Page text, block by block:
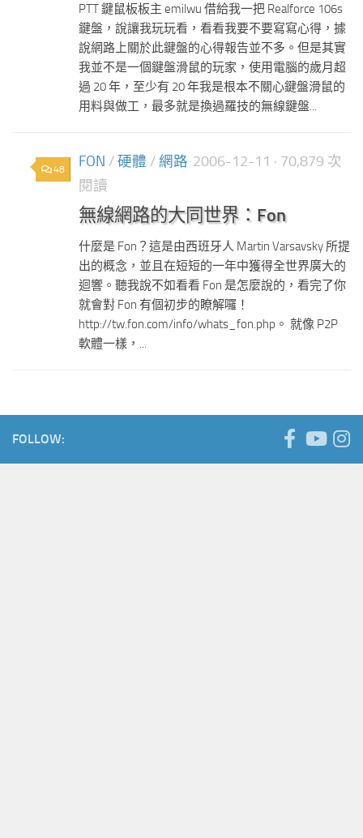
PTT 鍵鼠板板主 emilwu 借給我一把 Realforce 106s
鍵盤，說讓我玩玩看，看看我要不要寫寫心得，據
說網路上關於此鍵盤的心得報告並不多。但是其實
我並不是一個鍵盤滑鼠的玩家，使用電腦的歲月超
過 20 年，至少有 20 年我是根本不關心鍵盤滑鼠的
用料與做工，最多就是換過羅技的無線鍵盤...
48 FON / 硬體 / 網路 2006-12-11 · 70,879 次
閱讀
無線網路的大同世界：Fon
什麼是 Fon？這是由西班牙人 Martin Varsavsky 所提
出的概念，並且在短短的一年中獲得全世界廣大的
迴響。聽我說不如看看 Fon 是怎麼說的，看完了你
就會對 Fon 有個初步的瞭解囉！
http://tw.fon.com/info/whats_fon.php。 就像 P2P
軟體一樣，...
FOLLOW: